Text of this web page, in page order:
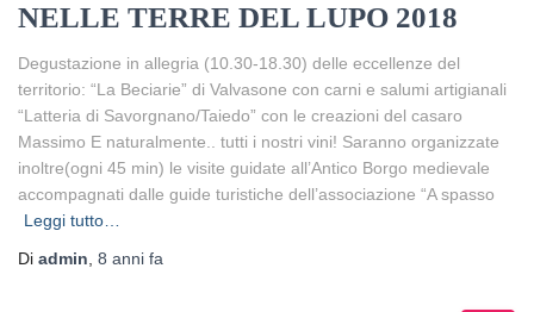
NELLE TERRE DEL LUPO 2018
Degustazione in allegria (10.30-18.30) delle eccellenze del
territorio: “La Beciarie” di Valvasone con carni e salumi artigianali
“Latteria di Savorgnano/Taiedo” con le creazioni del casaro
Massimo E naturalmente.. tutti i nostri vini! Saranno organizzate
inoltre(ogni 45 min) le visite guidate all’Antico Borgo medievale
accompagnati dalle guide turistiche dell’associazione “A spasso
Leggi tutto…
Di admin, 8 anni fa